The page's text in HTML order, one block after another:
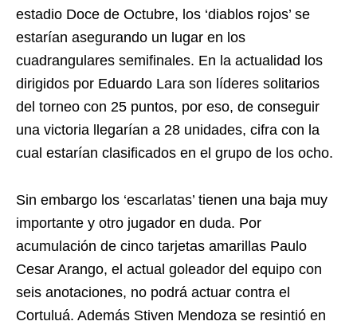
estadio Doce de Octubre, los ‘diablos rojos’ se
estarían asegurando un lugar en los
cuadrangulares semifinales. En la actualidad los
dirigidos por Eduardo Lara son líderes solitarios
del torneo con 25 puntos, por eso, de conseguir
una victoria llegarían a 28 unidades, cifra con la
cual estarían clasificados en el grupo de los ocho.
Sin embargo los ‘escarlatas’ tienen una baja muy
importante y otro jugador en duda. Por
acumulación de cinco tarjetas amarillas Paulo
Cesar Arango, el actual goleador del equipo con
seis anotaciones, no podrá actuar contra el
Cortuluá. Además Stiven Mendoza se resintió en